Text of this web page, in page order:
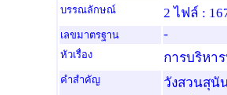
บรรณลักษณ์ 2 ไฟล์ :
เลขมาตรฐาน -
หัวเรื่อง การบริหา
คำสำคัญ
วังสวนสุนั